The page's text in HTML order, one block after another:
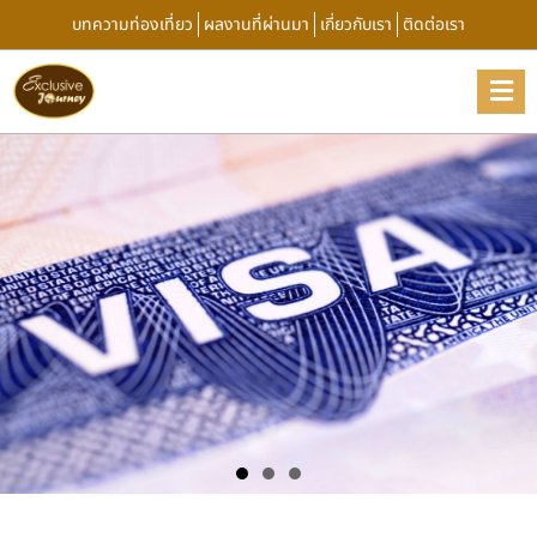
บทความท่องเที่ยว ผลงานที่ผ่านมา เกี่ยวกับเรา ติดต่อเรา